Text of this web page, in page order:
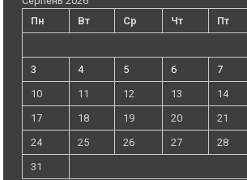
Пн
Вт Ср Чт Пт
3
4 5 6 7
10
11 12 13 14
17
18 19 20 21
24
25 26 27 28
31